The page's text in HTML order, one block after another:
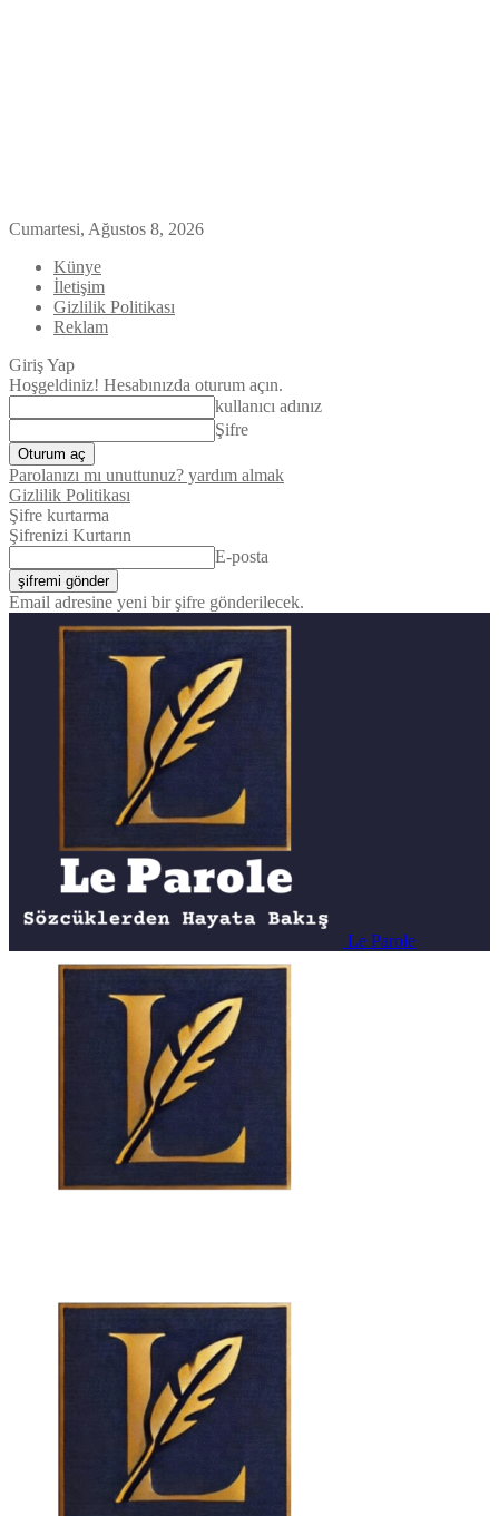
Cumartesi, Ağustos 8, 2026
Künye
İletişim
Gizlilik Politikası
Reklam
Giriş Yap
Hoşgeldiniz! Hesabınızda oturum açın.
kullanıcı adınız
Şifre
Parolanızı mı unuttunuz? yardım almak
Gizlilik Politikası
Şifre kurtarma
Şifrenizi Kurtarın
E-posta
Email adresine yeni bir şifre gönderilecek.
Le Parole